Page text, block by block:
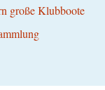
große Klubboote